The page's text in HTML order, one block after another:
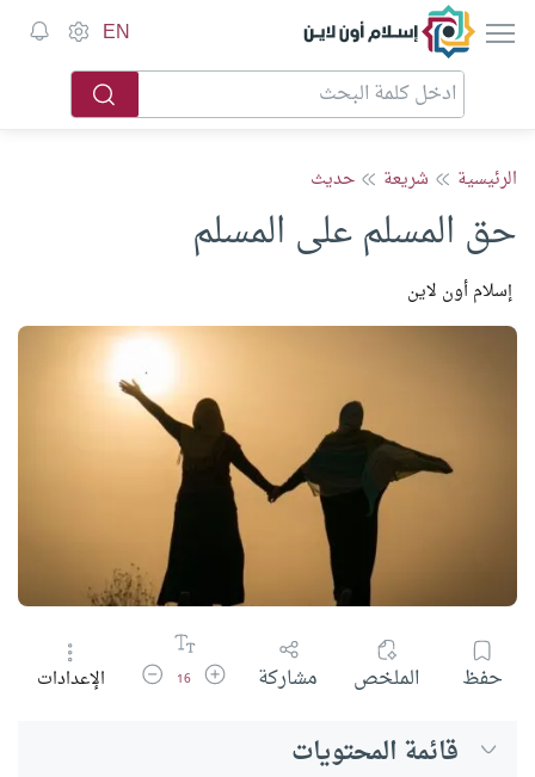
إسلام أون لاين EN
الرئيسية شريعة حديث
حق المسلم على المسلم
إسلام أون لاين
حفظ الملخص مشاركة زيادة حجم الخط
16 تقليل حجم الخط
الإعدادات
قائمة المحتويات